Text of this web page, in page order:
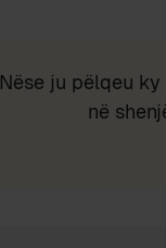
Nëse ju pëlqeu
në